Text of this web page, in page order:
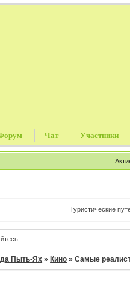
Чат Участники
Туристические путевки, цены
.
Пыть-Ях »Кино »Самые